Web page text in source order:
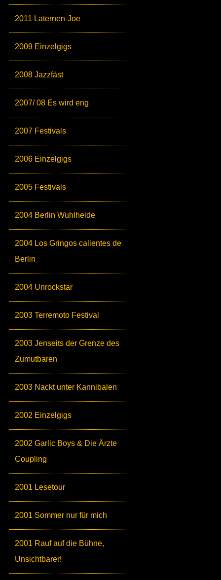
2011 Laternen-Joe
2009 Einzelgigs
2008 Jazzfäst
2007/ 08 Es wird eng
2007 Festivals
2006 Einzelgigs
2005 Festivals
2004 Berlin Wuhlheide
2004 Los Gringos calientes de
Berlin
2004 Unrockstar
2003 Terremoto Festival
2003 Jenseits der Grenze des
Zumutbaren
2003 Nackt unter Kannibalen
2002 Einzelgigs
2002 Garlic Boys & Die Ärzte
Coupling
2001 Lesetour
2001 Sommer nur für mich
2001 Rauf auf die Bühne,
Unsichtbarer!